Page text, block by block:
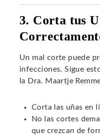
3. Corta tus
Un mal corte puede
infecciones. Sigue
la Dra. Maartje
Corta las uñas en
No las cortes
que crezcan de